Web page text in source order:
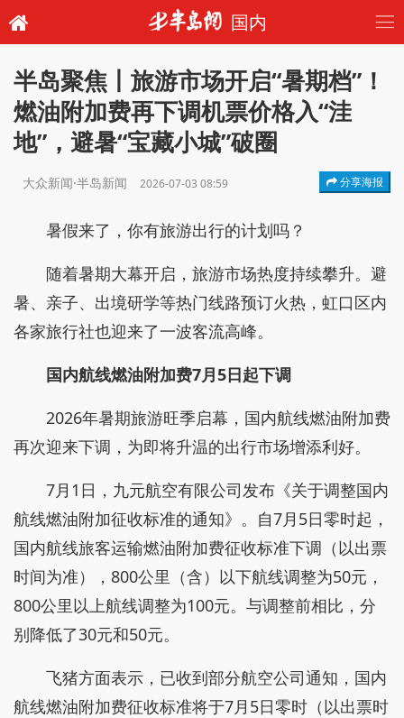
国内
半岛聚焦丨旅游市场开启“暑期档”！
燃油附加费再下调机票价格入“洼
地”，避暑“宝藏小城”破圈
大众新闻·半岛新闻 2026-07-03 08:59 分享海报
暑假来了，你有旅游出行的计划吗？
随着暑期大幕开启，旅游市场热度持续攀升。避
暑、亲子、出境研学等热门线路预订火热，虹口区内
各家旅行社也迎来了一波客流高峰。
国内航线燃油附加费7月5日起下调
2026年暑期旅游旺季启幕，国内航线燃油附加费
再次迎来下调，为即将升温的出行市场增添利好。
7月1日，九元航空有限公司发布《关于调整国内
航线燃油附加征收标准的通知》。自7月5日零时起，
国内航线旅客运输燃油附加费征收标准下调（以出票
时间为准），800公里（含）以下航线调整为50元，
800公里以上航线调整为100元。与调整前相比，分
别降低了30元和50元。
飞猪方面表示，已收到部分航空公司通知，国内
航线燃油附加费征收标准将于7月5日零时（以出票时